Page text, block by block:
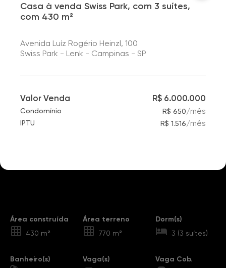
Casa à venda Swiss Park, com 3 suítes,
com 430 m²
Avenida Luíz Rogério Heinzl, 100
Swiss Park - Lenk - Campinas - SP
Valor Venda R$ 6.000.000
Condomínio R$ 650/mês
IPTU R$ 1.516/mês
Área construída
430 m²
Área terreno
770 m²
Dorm(s)
3 (3 suítes)
Banheiro(s) Vaga(s) Vaga Cob.